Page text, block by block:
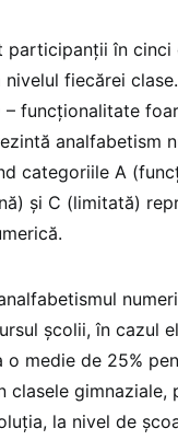
participanții în
fiecărei
– funcționalitate
analfabetism
categoriile A
și C (limitată)
școlii, în cazul
medie de 25%
clasele gimnaziale,
la nivel de